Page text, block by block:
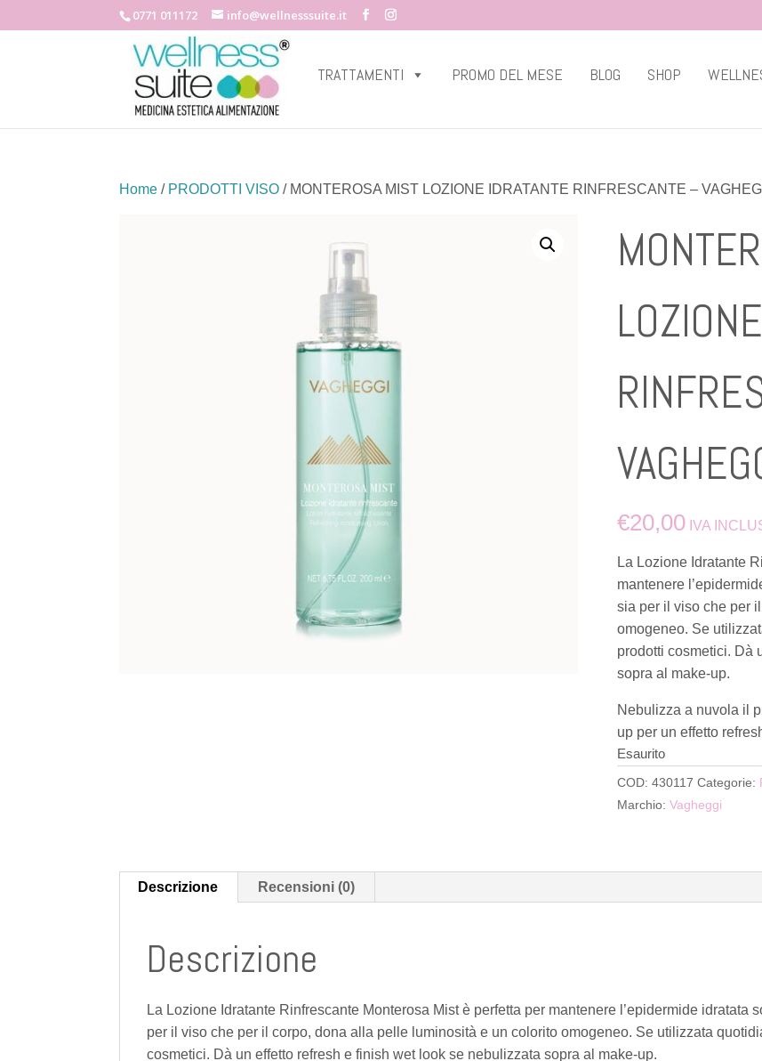
0771 011172 info@wellnesssuite.it
TRATTAMENTI PROMO DEL MESE BLOG SHOP
Home / PRODOTTI VISO / MONTEROSA MIST LOZIONE IDRATANTE RINFRESCANTE –
€20,00 IVA
La Lozione Idratante
mantenere
sia per il viso che per
omogeneo. Se
prodotti cosmetici. Dà
sopra al make-up.
Nebulizza a nuvola il
up per un effetto
Esaurito
COD: 430117 Categorie:
Marchio: Vagheggi
Descrizione Recensioni (0)
Descrizione
La Lozione Idratante Rinfrescante Monterosa Mist è perfetta per mantenere l’epidermide idratata
per il viso che per il corpo, dona alla pelle luminosità e un colorito omogeneo. Se utilizzata
cosmetici. Dà un effetto refresh e finish wet look se nebulizzata sopra al make-up.